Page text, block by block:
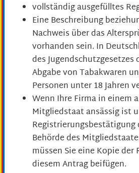
vollständig ausgefülltes
Eine Beschreibung
Nachweis über das
vorhanden sein. In
des
Abgabe von Tabakwaren
Personen unter 18 Jahren
Wenn Ihre Firma in einem
Mitgliedstaat ansässig ist
Registrierungsbestätigung
Behörde des
müssen Sie eine Kopie der
diesem Antrag beifügen.